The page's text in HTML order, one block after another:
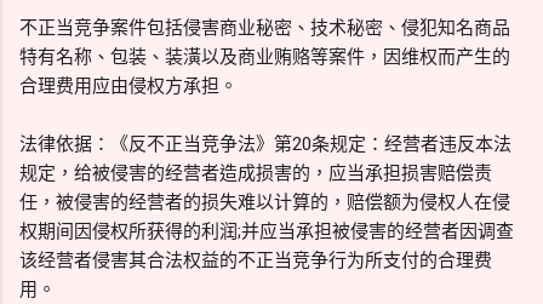
不正当竞争案件包括侵害商业秘密、技术秘密、侵犯知名商品
特有名称、包装、装潢以及商业贿赂等案件，因维权而产生的
合理费用应由侵权方承担。
法律依据：《反不正当竞争法》第20条规定：经营者违反本法
规定，给被侵害的经营者造成损害的，应当承担损害赔偿责
任，被侵害的经营者的损失难以计算的，赔偿额为侵权人在侵
权期间因侵权所获得的利润;并应当承担被侵害的经营者因调查
该经营者侵害其合法权益的不正当竞争行为所支付的合理费
用。